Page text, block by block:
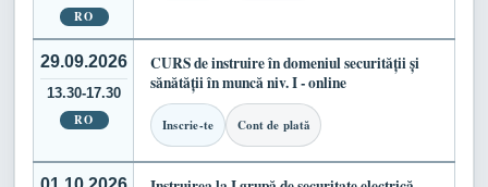
RO
29.09.2026
13.30-17.30
RO
CURS de instruire în domeniul securității și
sănătății în muncă niv. I - online
Inscrie-te Cont de plată